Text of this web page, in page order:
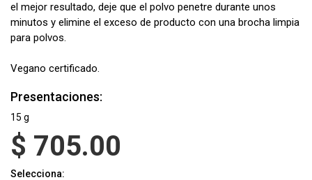
el mejor resultado, deje que el polvo penetre durante unos
minutos y elimine el exceso de producto con una brocha limpia
para polvos.
Vegano certificado.
Presentaciones:
15 g
$ 705.00
Selecciona: